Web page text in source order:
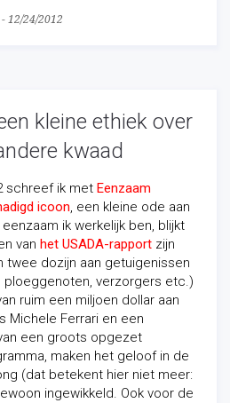
- 12/24/2012
kleine ethiek over
kwaad
schreef ik met Eenzaam
icoon, een kleine ode aan
ik werkelijk ben, blijkt
van het USADA-rapport zijn
twee dozijn aan getuigenissen
verzorgers etc.)
ruim een miljoen dollar aan
Michele Ferrari en een
een groots opgezet
maken het geloof in de
(dat betekent hier niet meer:
ingewikkeld. Ook voor de